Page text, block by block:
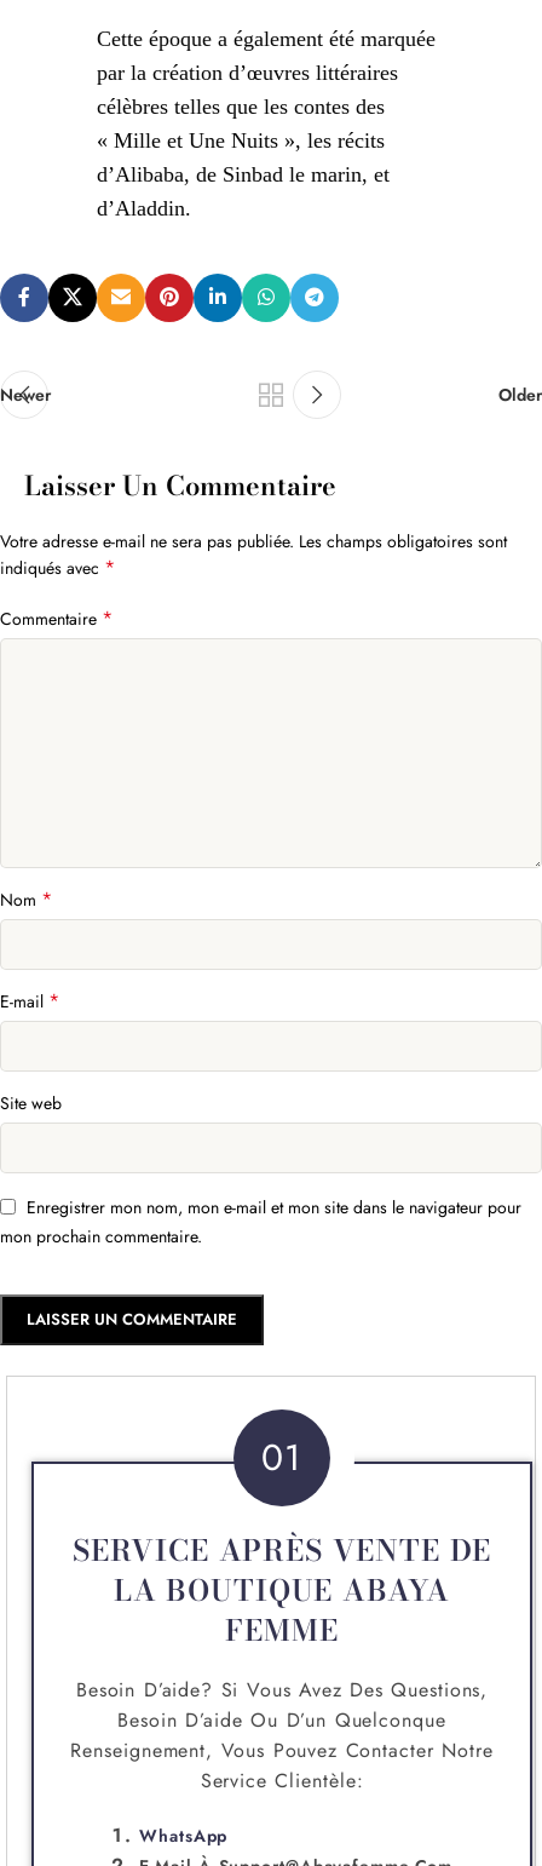
Cette époque a également été marquée
par la création d’œuvres littéraires
célèbres telles que les contes des
« Mille et Une Nuits », les récits
d’Alibaba, de Sinbad le marin, et
d’Aladdin.
Newer Older
Laisser Un Commentaire
Votre adresse e-mail ne sera pas publiée. Les champs obligatoires sont
indiqués avec *
Commentaire *
Nom *
E-mail *
Site web
Enregistrer mon nom, mon e-mail et mon site dans le navigateur pour
mon prochain commentaire.
01
SERVICE APRÈS VENTE DE
LA BOUTIQUE ABAYA
FEMME
Besoin D’aide? Si Vous Avez Des Questions,
Besoin D’aide Ou D’un Quelconque
Renseignement, Vous Pouvez Contacter Notre
Service Clientèle:
WhatsApp